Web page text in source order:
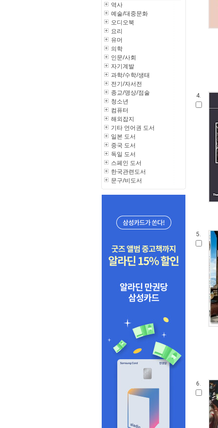
역사
예술/대중문화
오디오북
요리
유머
의학
인문/사회
자기계발
과학/수학/생태
전기/자서전
종교/명상/점술
청소년
컴퓨터
해외잡지
기타 언어권 도서
일본 도서
중국 도서
독일 도서
스페인 도서
한국관련도서
문구/비도서
4.
5.
6.